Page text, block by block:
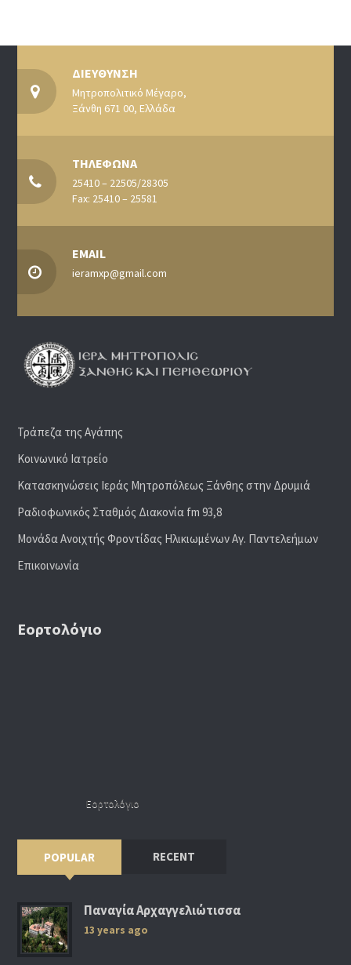
ΔΙΕΥΘΥΝΣΗ
Μητροπολιτικό Μέγαρο,
Ξάνθη 671 00, Ελλάδα
ΤΗΛΕΦΩΝΑ
25410 – 22505/28305
Fax: 25410 – 25581
EMAIL
ieramxp@gmail.com
Τράπεζα της Αγάπης
Κοινωνικό Ιατρείο
Κατασκηνώσεις Ιεράς Μητροπόλεως Ξάνθης στην Δρυμιά
Ραδιoφωνικός Σταθμός Διακονία fm 93,8
Μονάδα Ανοιχτής Φροντίδας Ηλικιωμένων Αγ. Παντελεήμων
Επικοινωνία
Εορτολόγιο
Εορτολόγιο
POPULAR RECENT
Παναγία Αρχαγγελιώτισσα
13 years ago